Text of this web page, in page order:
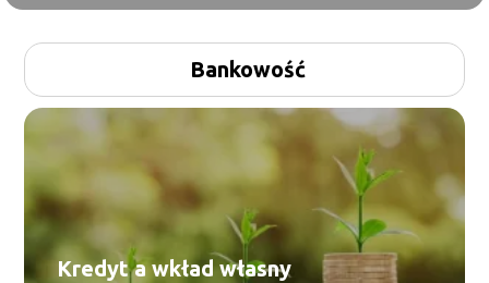
prawne
Bankowość
Kredyt a wkład własny